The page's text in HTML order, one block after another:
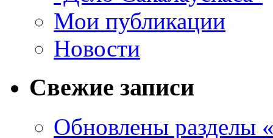
Мои публикации
Новости
Свежие записи
Обновлены разделы